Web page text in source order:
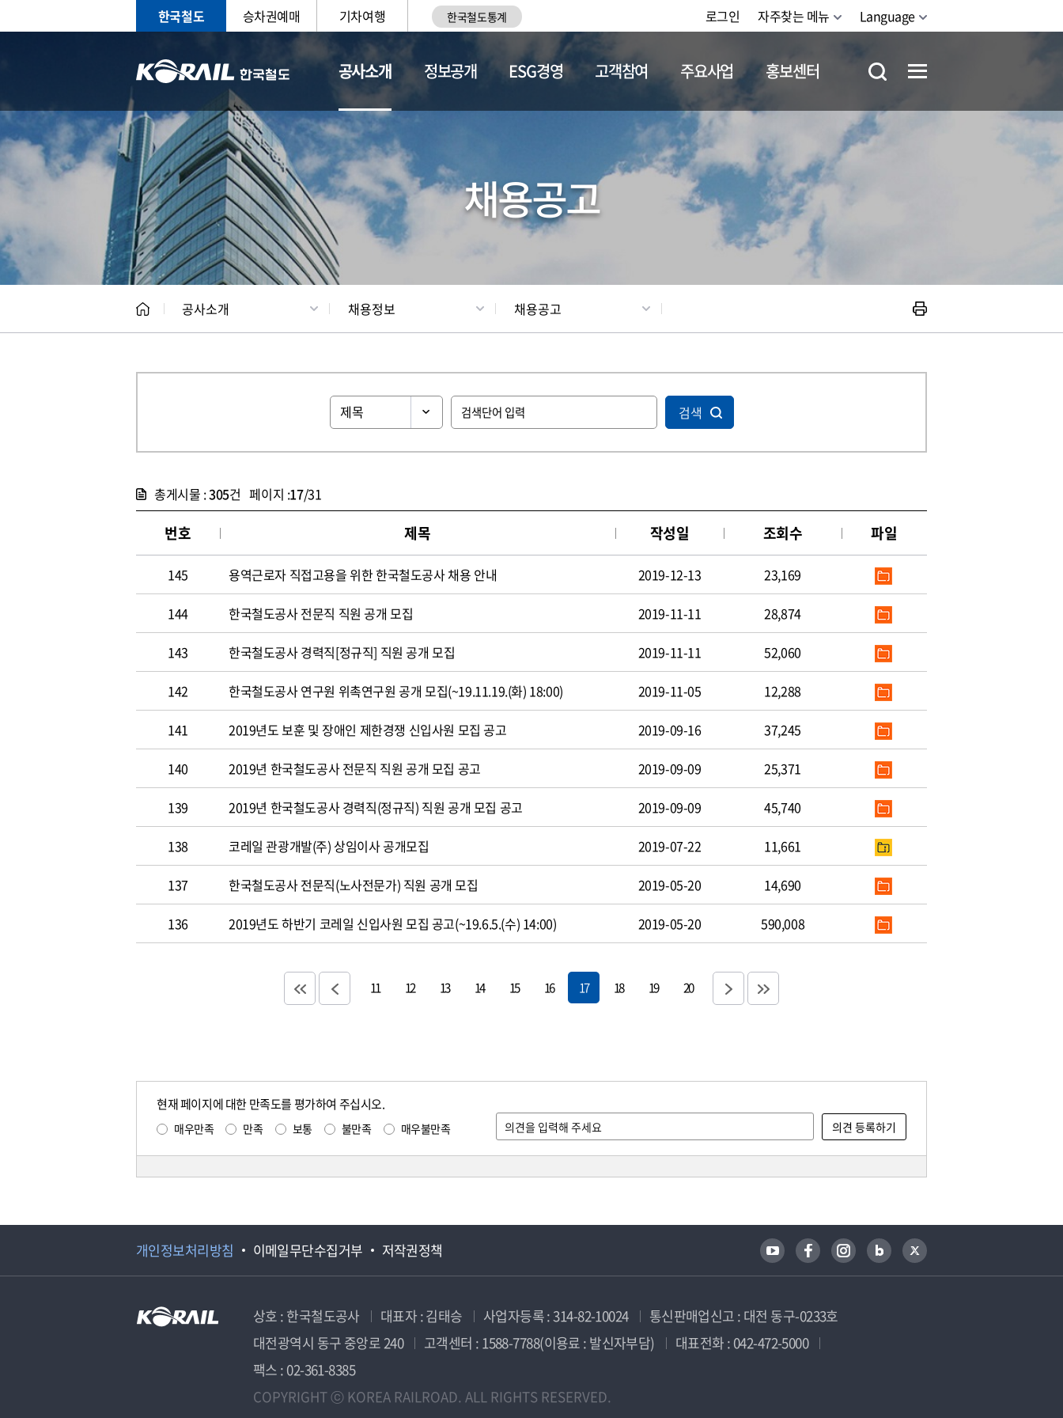
한국철도 승차권예매 기차여행 한국철도통계 로그인 자주찾는 메뉴 Language
공사소개
CEO 일반현황 채용정보
정보공개 ESG경영 고객참여 주요사업 홍보센터
채용공고
공사소개 채용정보 채용공고
검색
총게시물 :305건 페이지 :17/31
번호 제목 작성일 조회수 파일
145 용역근로자 직접고용을 위한 한국철도공사 채용 안내 2019-12-13 23,169
144 한국철도공사 전문직 직원 공개 모집 2019-11-11 28,874
143 한국철도공사 경력직[정규직] 직원 공개 모집 2019-11-11 52,060
142 한국철도공사 연구원 위촉연구원 공개 모집(~19.11.19.(화) 18:00) 2019-11-05 12,288
141 2019년도 보훈 및 장애인 제한경쟁 신입사원 모집 공고 2019-09-16 37,245
140 2019년 한국철도공사 전문직 직원 공개 모집 공고 2019-09-09 25,371
139 2019년 한국철도공사 경력직(정규직) 직원 공개 모집 공고 2019-09-09 45,740
138 코레일 관광개발(주) 상임이사 공개모집 2019-07-22 11,661
137 한국철도공사 전문직(노사전문가) 직원 공개 모집 2019-05-20 14,690
136 2019년도 하반기 코레일 신입사원 모집 공고(~19.6.5.(수) 14:00) 2019-05-20 590,008
11 12 13 14 15 16 17 18 19 20
현재 페이지에 대한 만족도를 평가하여 주십시오.
매우만족 만족 보통 불만족 매우불만족
개인정보처리방침 이메일무단수집거부 저작권정책
상호 : 한국철도공사 대표자 : 김태승 사업자등록 : 314-82-10024
통신판매업신고 : 대전 동구-0233호
대전광역시 동구 중앙로 240
고객센터 : 1588-7788(이용료 : 발신자부담)
대표전화 : 042-472-5000
팩스 : 02-361-8385
COPYRIGHT ⓒ KOREA RAILROAD. ALL RIGHTS RESERVED.